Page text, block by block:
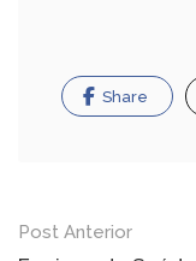
Share
Navegação
Post Anterior